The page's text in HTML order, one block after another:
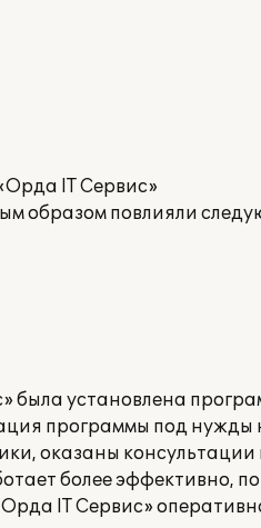
IT Сервис»
образом повлияли
установлена
программы под
оказаны
более эффективно,
IT Сервис»